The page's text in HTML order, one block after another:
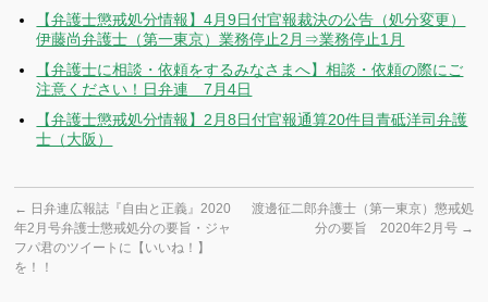
【弁護士懲戒処分情報】4月9日付官報裁決の公告（処分変更）
伊藤尚弁護士（第一東京）業務停止2月⇒業務停止1月
【弁護士に相談・依頼をするみなさまへ】相談・依頼の際にご
注意ください！日弁連 7月4日
【弁護士懲戒処分情報】2月8日付官報通算20件目青砥洋司弁護
士（大阪）
← 日弁連広報誌『自由と正義』2020
年2月号弁護士懲戒処分の要旨・ジャ
フパ君のツイートに【いいね！】
を！！
渡邊征二郎弁護士（第一東京）懲戒処
分の要旨 2020年2月号 →